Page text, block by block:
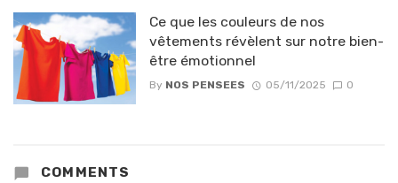
Ce que les couleurs de nos
vêtements révèlent sur notre bien-
être émotionnel
By NOS PENSEES 05/11/2025 0
COMMENTS